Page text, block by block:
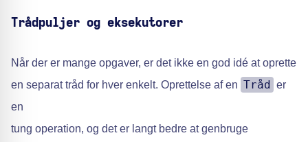
Trådpuljer og eksekutorer
Når der er mange opgaver, er det ikke en god idé at oprette
en separat tråd for hver enkelt. Oprettelse af en Tråd er
en
tung operation, og det er langt bedre at genbruge